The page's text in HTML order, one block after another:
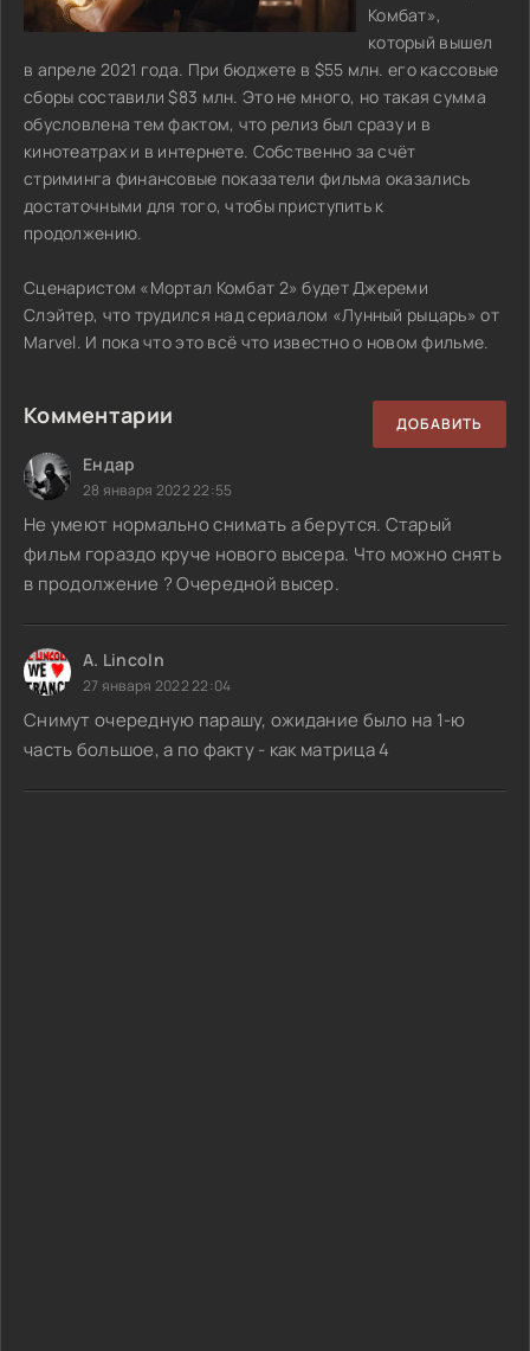
Комбат»,
который вышел
в апреле 2021 года. При бюджете в $55 млн. его кассовые
сборы составили $83 млн. Это не много, но такая сумма
обусловлена тем фактом, что релиз был сразу и в
кинотеатрах и в интернете. Собственно за счёт
стриминга финансовые показатели фильма оказались
достаточными для того, чтобы приступить к
продолжению.
Сценаристом «Мортал Комбат 2» будет Джереми
Слэйтер, что трудился над сериалом «Лунный рыцарь» от
Marvel. И пока что это всё что известно о новом фильме.
Комментарии ДОБАВИТЬ
Ендар
28 января 2022 22:55
Не умеют нормально снимать а берутся. Старый
фильм гораздо круче нового высера. Что можно снять
в продолжение ? Очередной высер.
A. Lincoln
27 января 2022 22:04
Снимут очередную парашу, ожидание было на 1-ю
часть большое, а по факту - как матрица 4